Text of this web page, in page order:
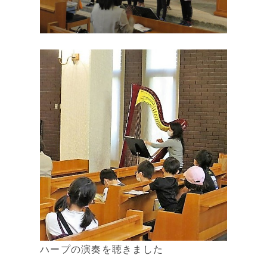
ハープの演奏を聴きました